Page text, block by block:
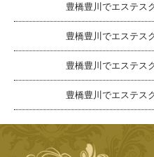
豊橋豊川でエステス
豊橋豊川でエステス
豊橋豊川でエステス
豊橋豊川でエステス